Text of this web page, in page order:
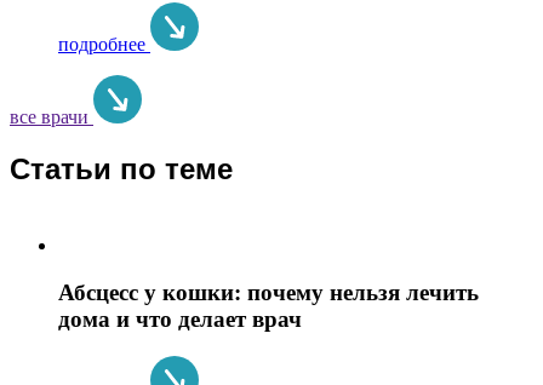
подробнее
все врачи
Статьи по теме
Абсцесс у кошки: почему нельзя лечить
дома и что делает врач